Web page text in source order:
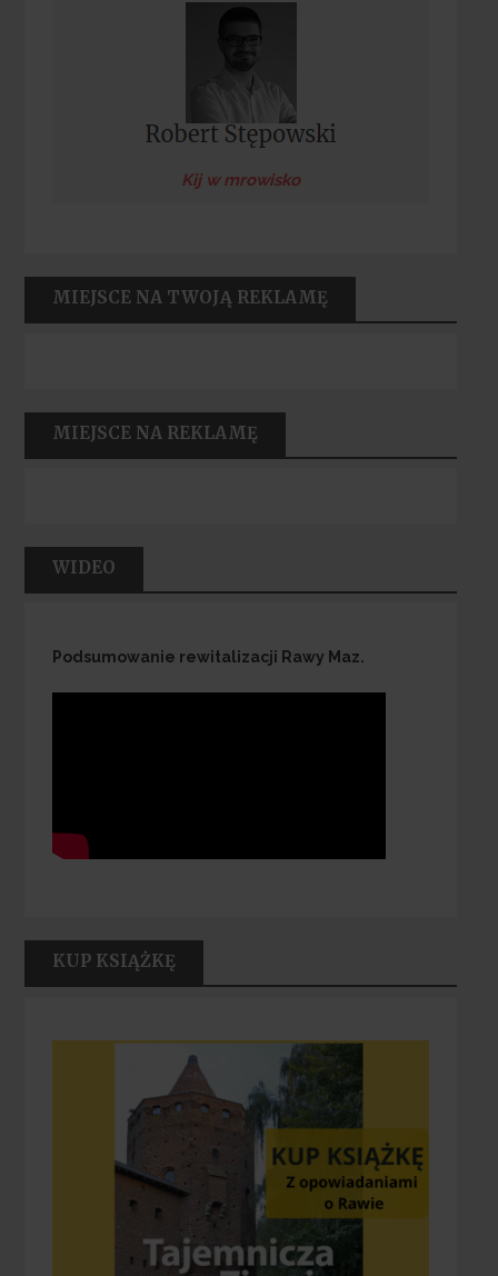
Kij w mrowisko
MIEJSCE NA TWOJĄ REKLAMĘ
MIEJSCE NA REKLAMĘ
WIDEO
Podsumowanie rewitalizacji Rawy Maz.
KUP KSIĄŻKĘ